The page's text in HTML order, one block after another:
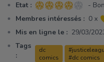
Etat : 4 sur 5 étoiles
-
Membres intéressés : 0 x
Mis en ligne le : 29/03/
Tags
:
dc
comics
#dc comics